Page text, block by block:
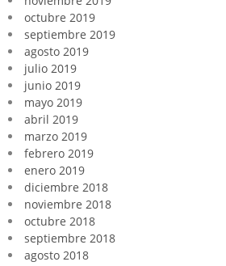
octubre 2019
septiembre 2019
agosto 2019
julio 2019
junio 2019
mayo 2019
abril 2019
marzo 2019
febrero 2019
enero 2019
diciembre 2018
noviembre 2018
octubre 2018
septiembre 2018
agosto 2018